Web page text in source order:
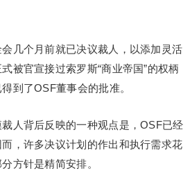
几个月前就已决议裁人，以添加灵活
被官宣接过索罗斯“商业帝国”的权柄
到了OSF董事会的批准。
人背后反映的一种观点是，OSF已经
，许多决议计划的作出和执行需求花
方针是精简安排。